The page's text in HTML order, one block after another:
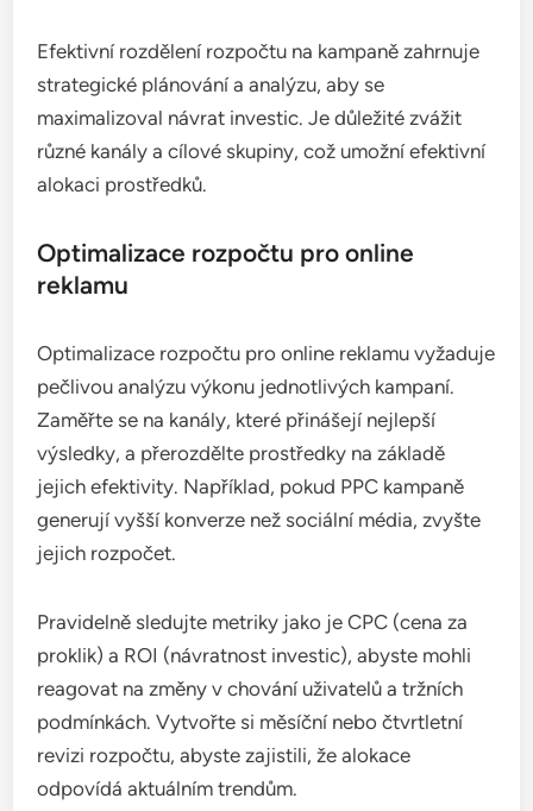
Efektivní rozdělení rozpočtu na kampaně zahrnuje
strategické plánování a analýzu, aby se
maximalizoval návrat investic. Je důležité zvážit
různé kanály a cílové skupiny, což umožní efektivní
alokaci prostředků.
Optimalizace rozpočtu pro online
reklamu
Optimalizace rozpočtu pro online reklamu vyžaduje
pečlivou analýzu výkonu jednotlivých kampaní.
Zaměřte se na kanály, které přinášejí nejlepší
výsledky, a přerozdělte prostředky na základě
jejich efektivity. Například, pokud PPC kampaně
generují vyšší konverze než sociální média, zvyšte
jejich rozpočet.
Pravidelně sledujte metriky jako je CPC (cena za
proklik) a ROI (návratnost investic), abyste mohli
reagovat na změny v chování uživatelů a tržních
podmínkách. Vytvořte si měsíční nebo čtvrtletní
revizi rozpočtu, abyste zajistili, že alokace
odpovídá aktuálním trendům.